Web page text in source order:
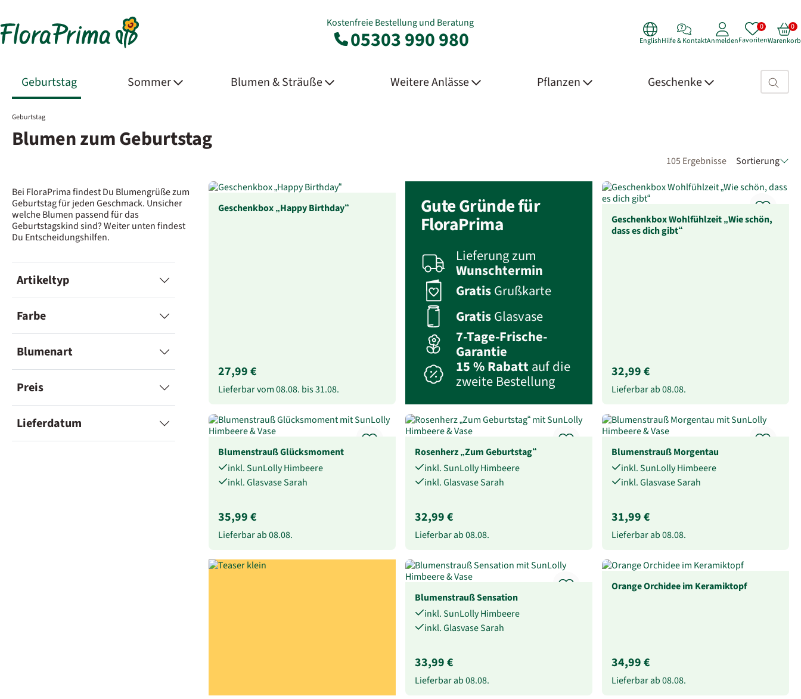
Kostenfreie Bestellung und Beratung
05303 990 980 EnglishHilfe & KontaktAnmeldenFavoritenWarenkorb
Geburtstag Sommer Blumen & Sträuße Weitere Anlässe Pflanzen Geschenke Suchfeld>
Geburtstag
Blumen zum Geburtstag
105 Ergebnisse Sortierung
Bei FloraPrima findest Du Blumengrüße zum
Geburtstag für jeden Geschmack. Unsicher
welche Blumen passend für das
Geburtstagskind sind? Weiter unten findest
Du Entscheidungshilfen.
Artikeltyp
Farbe
Blumenart
Preis
Lieferdatum
Geschenkbox „Happy Birthday“
27,99 €
Lieferbar vom08.08. bis31.08.
Gute Gründe für
FloraPrima
Lieferung zum
Wunschtermin
Gratis Grußkarte
Gratis Glasvase
7-Tage-Frische-
Garantie
15 % Rabatt auf die
zweite Bestellung
Geschenkbox Wohlfühlzeit „Wie schön,
dass es dich gibt“
32,99 €
Lieferbar ab08.08.
Blumenstrauß Glücksmoment
inkl. SunLolly Himbeere
inkl. Glasvase Sarah
35,99 €
Lieferbar ab08.08.
Rosenherz „Zum Geburtstag“
inkl. SunLolly Himbeere
inkl. Glasvase Sarah
32,99 €
Lieferbar ab08.08.
Blumenstrauß Morgentau
inkl. SunLolly Himbeere
inkl. Glasvase Sarah
31,99 €
Lieferbar ab08.08.
Blumenstrauß Sensation
inkl. SunLolly Himbeere
inkl. Glasvase Sarah
33,99 €
Lieferbar ab08.08.
Orange Orchidee im Keramiktopf
34,99 €
Lieferbar ab08.08.